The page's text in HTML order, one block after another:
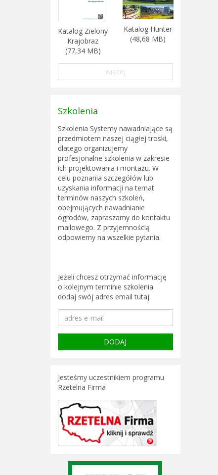
Katalog Zielony
Krajobraz
(77,34 MB)
Katalog Hunter
(48,68 MB)
więcej
Szkolenia
Szkolenia Systemy nawadniające są
przedmiotem naszej ciągłej troski,
dlatego organizujemy
profesjonalne szkolenia w zakresie
ich projektowania i montażu. W
celu poznania szczegółów lub
uzyskania informacji na temat
terminów naszych szkoleń,
obejmujących nawadnianie
ogrodów, zapraszamy do kontaktu
mailowego. Z przyjemnością
odpowiemy na wszelkie pytania.
Jeżeli chcesz otrzymać informację
o kolejnym terminie szkolenia
dodaj swój adres email tutaj:
Jesteśmy uczestnikiem programu
Rzetelna Firma